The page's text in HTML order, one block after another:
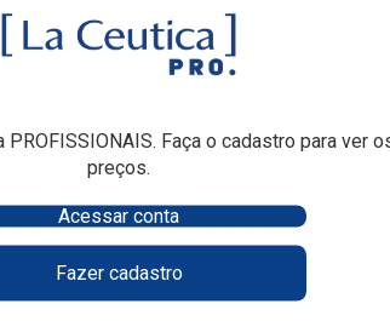
maltodextrina,
óxido de zinco,
tiamina, sulfato de cobre,
selenito de sódio, d-
Composição da
de abelha e corantes
ferro preto e azul
PROFISSIONAIS. Faça o cadastro para ver
preços.
Acessar conta
Fazer cadastro